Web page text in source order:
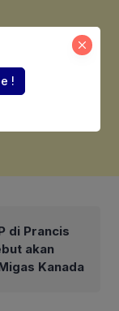
di Prancis
akan
Kanada
!